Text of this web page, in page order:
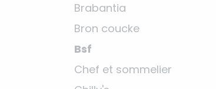
Brabantia
Bron coucke
Bsf
Chef et sommelier